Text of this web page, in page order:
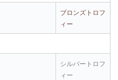
ブロンズトロフ
ィー
シルバートロフ
ィー